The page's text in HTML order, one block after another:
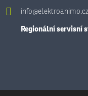
info@elektroanimo.cz
Regionální servisní